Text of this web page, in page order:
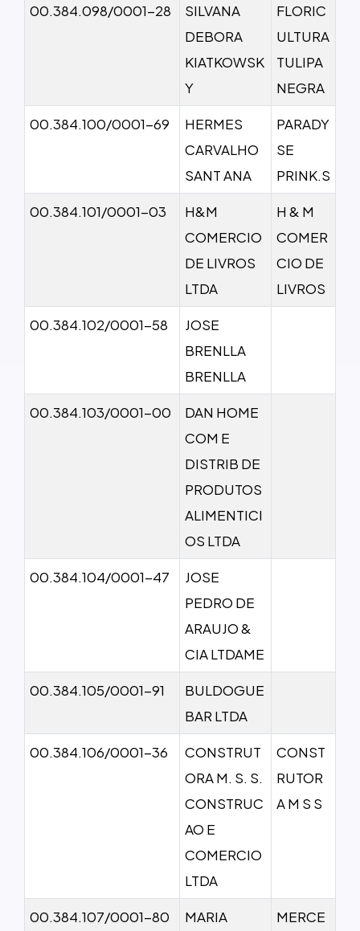
00.384.098/0001-28
SILVANA
DEBORA
KIATKOWSK
Y
FLORIC
ULTURA
TULIPA
NEGRA
00.384.100/0001-69
HERMES
CARVALHO
SANT ANA
PARADY
SE
PRINK.S
00.384.101/0001-03
H&M
COMERCIO
DE LIVROS
LTDA
H & M
COMER
CIO DE
LIVROS
00.384.102/0001-58
JOSE
BRENLLA
BRENLLA
00.384.103/0001-00
DAN HOME
COM E
DISTRIB DE
PRODUTOS
ALIMENTICI
OS LTDA
00.384.104/0001-47
JOSE
PEDRO DE
ARAUJO &
CIA LTDAME
00.384.105/0001-91
BULDOGUE
BAR LTDA
00.384.106/0001-36
CONSTRUT
ORA M. S. S.
CONSTRUC
AO E
COMERCIO
LTDA
CONST
RUTOR
A M S S
00.384.107/0001-80 MARIA MERCE